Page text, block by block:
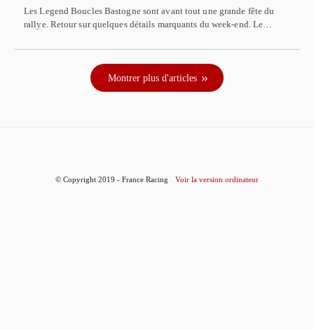
Les Legend Boucles Bastogne sont avant tout une grande fête du
rallye. Retour sur quelques détails marquants du week-end. Le…
Montrer plus d'articles
© Copyright 2019 - France Racing Voir la version ordinateur